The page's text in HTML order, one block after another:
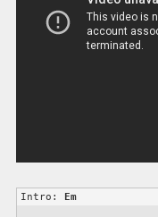
Intro: Em